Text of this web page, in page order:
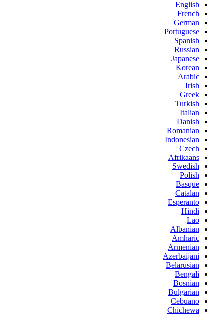
English
French
German
Portuguese
Spanish
Russian
Japanese
Korean
Arabic
Irish
Greek
Turkish
Italian
Danish
Romanian
Indonesian
Czech
Afrikaans
Swedish
Polish
Basque
Catalan
Esperanto
Hindi
Lao
Albanian
Amharic
Armenian
Azerbaijani
Belarusian
Bengali
Bosnian
Bulgarian
Cebuano
Chichewa